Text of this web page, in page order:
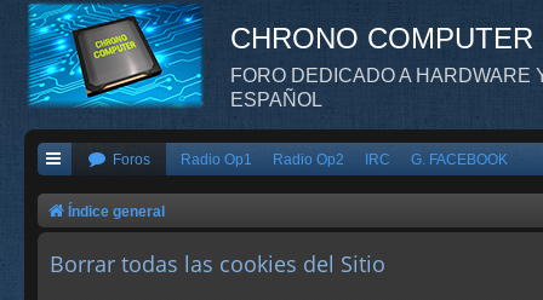
CHRONO COMPUTER
FORO DEDICADO A HARDWARE
ESPAÑOL
Foros Radio Op1 Radio Op2 IRC G. FACEBOOK
Índice general
Borrar todas las cookies del Sitio